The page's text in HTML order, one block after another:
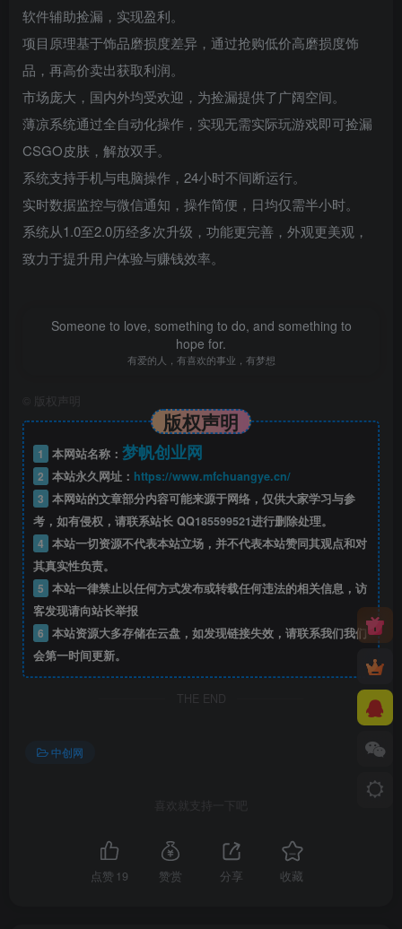
软件辅助捡漏，实现盈利。
项目原理基于饰品磨损度差异，通过抢购低价高磨损度饰
品，再高价卖出获取利润。
市场庞大，国内外均受欢迎，为捡漏提供了广阔空间。
薄凉系统通过全自动化操作，实现无需实际玩游戏即可捡漏
CSGO皮肤，解放双手。
系统支持手机与电脑操作，24小时不间断运行。
实时数据监控与微信通知，操作简便，日均仅需半小时。
系统从1.0至2.0历经多次升级，功能更完善，外观更美观，
致力于提升用户体验与赚钱效率。
Someone to love, something to do, and something to
hope for.
有爱的人，有喜欢的事业，有梦想
版权声明
版权声明
1 本网站名称： 梦帆创业网
2 本站永久网址： https://www.mfchuangye.cn/
3 本网站的文章部分内容可能来源于网络，仅供大家学习与参
考，如有侵权，请联系站长 QQ185599521进行删除处理。
4 本站一切资源不代表本站立场，并不代表本站赞同其观点和对
其真实性负责。
5 本站一律禁止以任何方式发布或转载任何违法的相关信息，访
客发现请向站长举报
6 本站资源大多存储在云盘，如发现链接失效，请联系我们我们
会第一时间更新。
THE END
中创网
喜欢就支持一下吧
点赞 19 赞赏 分享 收藏